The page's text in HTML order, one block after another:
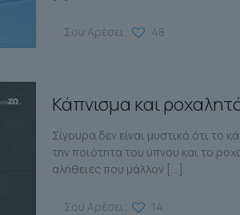
Σου Αρέσει; 48
Κάπνισμα και
Σίγουρα δεν είναι μυστικό ότι το
την ποιότητα του ύπνου και το
αλήθειες που μάλλον[…]
Σου Αρέσει; 14